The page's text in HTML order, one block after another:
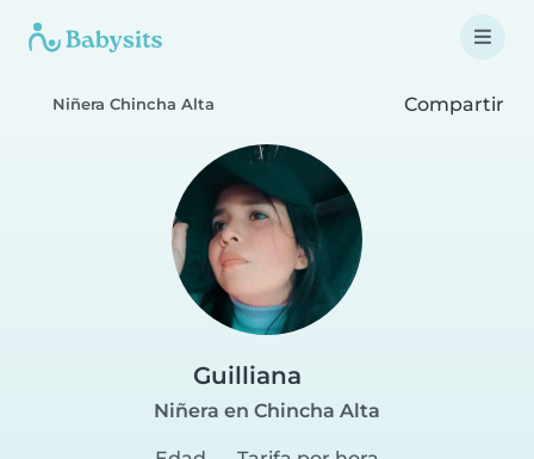
Niñera Chincha Alta Compartir
Guilliana
Niñera en Chincha Alta